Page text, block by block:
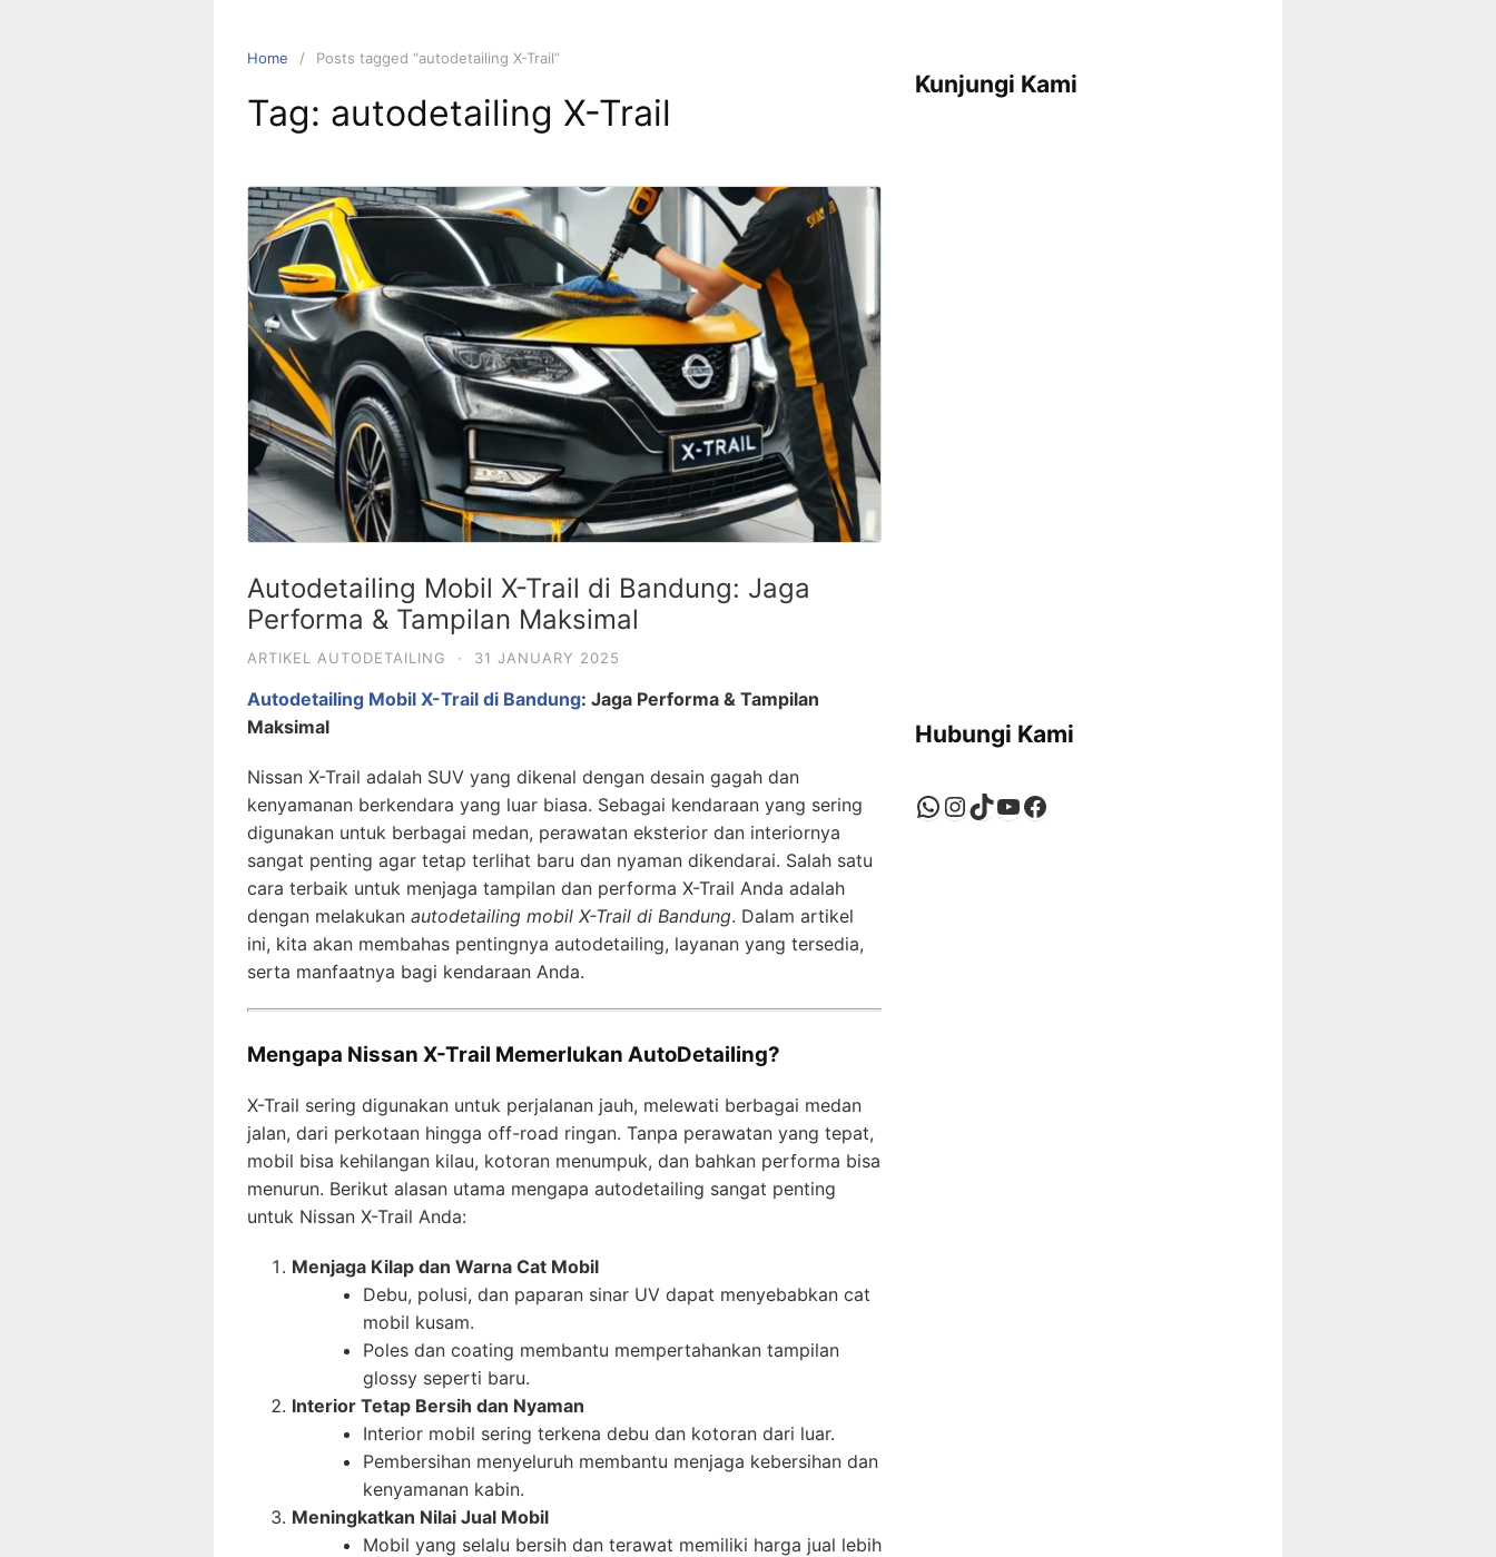
Home Posts tagged “autodetailing X-Trail”
Tag: autodetailing X-Trail
Autodetailing Mobil X-Trail di Bandung: Jaga
Performa & Tampilan Maksimal
ARTIKEL AUTODETAILING · 31 JANUARY 2025
Autodetailing Mobil X-Trail di Bandung: Jaga Performa & Tampilan
Maksimal
Nissan X-Trail adalah SUV yang dikenal dengan desain gagah dan
kenyamanan berkendara yang luar biasa. Sebagai kendaraan yang sering
digunakan untuk berbagai medan, perawatan eksterior dan interiornya
sangat penting agar tetap terlihat baru dan nyaman dikendarai. Salah satu
cara terbaik untuk menjaga tampilan dan performa X-Trail Anda adalah
dengan melakukan autodetailing mobil X-Trail di Bandung. Dalam artikel
ini, kita akan membahas pentingnya autodetailing, layanan yang tersedia,
serta manfaatnya bagi kendaraan Anda.
Mengapa Nissan X-Trail Memerlukan AutoDetailing?
X-Trail sering digunakan untuk perjalanan jauh, melewati berbagai medan
jalan, dari perkotaan hingga off-road ringan. Tanpa perawatan yang tepat,
mobil bisa kehilangan kilau, kotoran menumpuk, dan bahkan performa bisa
menurun. Berikut alasan utama mengapa autodetailing sangat penting
untuk Nissan X-Trail Anda:
Menjaga Kilap dan Warna Cat Mobil
Debu, polusi, dan paparan sinar UV dapat menyebabkan cat
mobil kusam.
Poles dan coating membantu mempertahankan tampilan
glossy seperti baru.
Interior Tetap Bersih dan Nyaman
Interior mobil sering terkena debu dan kotoran dari luar.
Pembersihan menyeluruh membantu menjaga kebersihan dan
kenyamanan kabin.
Meningkatkan Nilai Jual Mobil
Mobil yang selalu bersih dan terawat memiliki harga jual lebih
Kunjungi Kami
Hubungi Kami
WhatsApp
Instagram
TikTok
YouTube
Facebook